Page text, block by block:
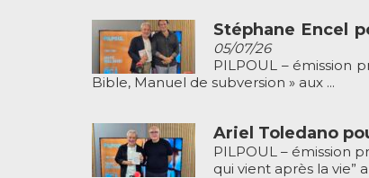
Stéphane Encel
05/07/26
PILPOUL – émission
Bible, Manuel de subversion » aux ...
Ariel Toledano
PILPOUL – émission
qui vient après la vie”